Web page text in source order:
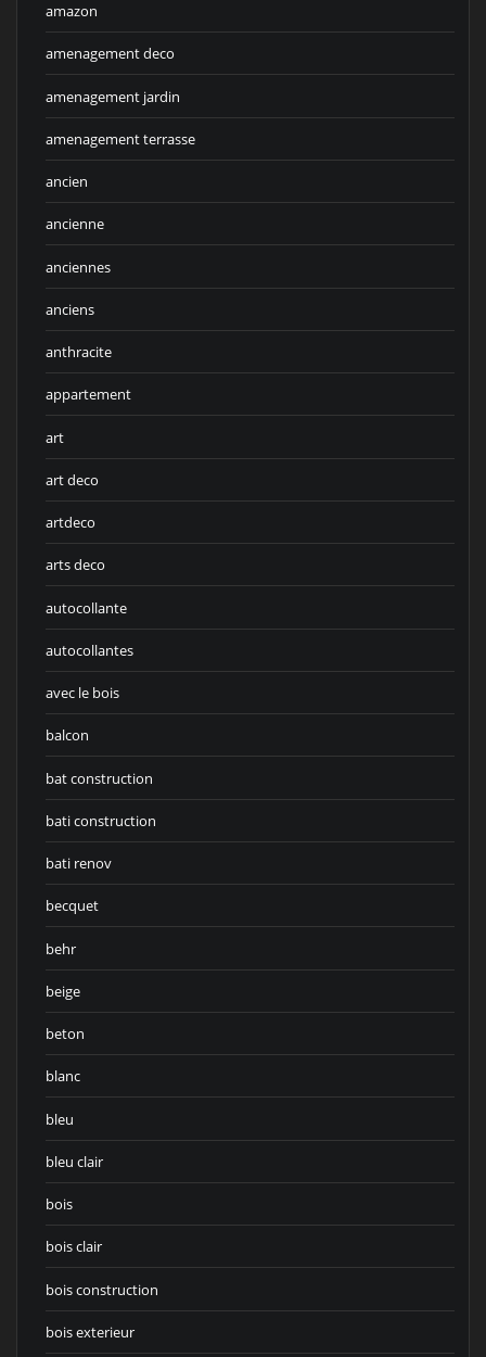
amazon
amenagement deco
amenagement jardin
amenagement terrasse
ancien
ancienne
anciennes
anciens
anthracite
appartement
art
art deco
artdeco
arts deco
autocollante
autocollantes
avec le bois
balcon
bat construction
bati construction
bati renov
becquet
behr
beige
beton
blanc
bleu
bleu clair
bois
bois clair
bois construction
bois exterieur